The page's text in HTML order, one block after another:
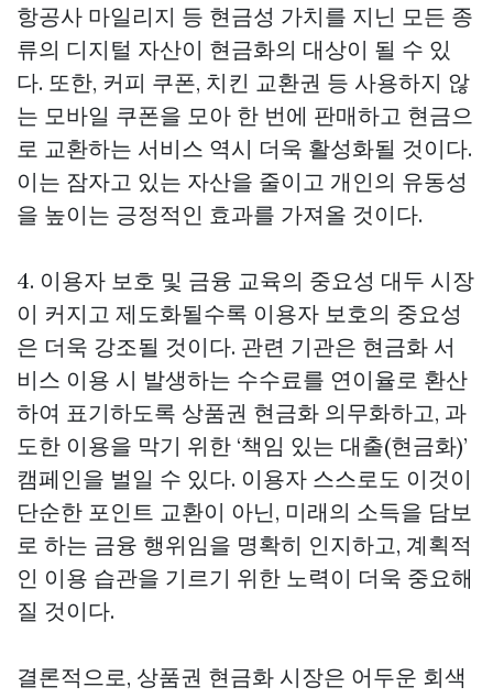
항공사 마일리지 등 현금성 가치를 지닌 모든 종
류의 디지털 자산이 현금화의 대상이 될 수 있
다. 또한, 커피 쿠폰, 치킨 교환권 등 사용하지 않
는 모바일 쿠폰을 모아 한 번에 판매하고 현금으
로 교환하는 서비스 역시 더욱 활성화될 것이다.
이는 잠자고 있는 자산을 줄이고 개인의 유동성
을 높이는 긍정적인 효과를 가져올 것이다.
4. 이용자 보호 및 금융 교육의 중요성 대두 시장
이 커지고 제도화될수록 이용자 보호의 중요성
은 더욱 강조될 것이다. 관련 기관은 현금화 서
비스 이용 시 발생하는 수수료를 연이율로 환산
하여 표기하도록 상품권 현금화 의무화하고, 과
도한 이용을 막기 위한 ‘책임 있는 대출(현금화)’
캠페인을 벌일 수 있다. 이용자 스스로도 이것이
단순한 포인트 교환이 아닌, 미래의 소득을 담보
로 하는 금융 행위임을 명확히 인지하고, 계획적
인 이용 습관을 기르기 위한 노력이 더욱 중요해
질 것이다.
결론적으로, 상품권 현금화 시장은 어두운 회색